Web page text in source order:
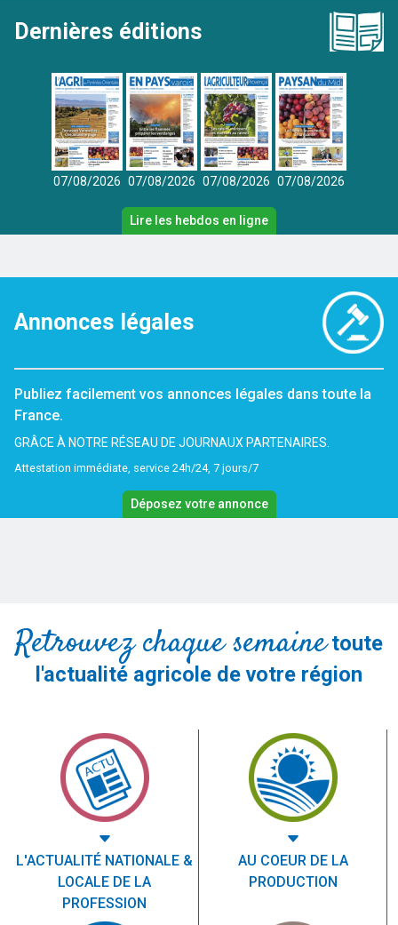
Dernières éditions
07/08/2026 07/08/2026 07/08/2026 07/08/2026
Lire les hebdos en ligne
Annonces légales
Publiez facilement vos annonces légales dans toute la
France.
GRÂCE À NOTRE RÉSEAU DE JOURNAUX PARTENAIRES.
Attestation immédiate, service 24h/24, 7 jours/7
Déposez votre annonce
Retrouvez chaque semainetoute
l'actualité agricole de votre région
L'ACTUALITÉ NATIONALE &
LOCALE DE LA
PROFESSION
AU COEUR DE LA
PRODUCTION